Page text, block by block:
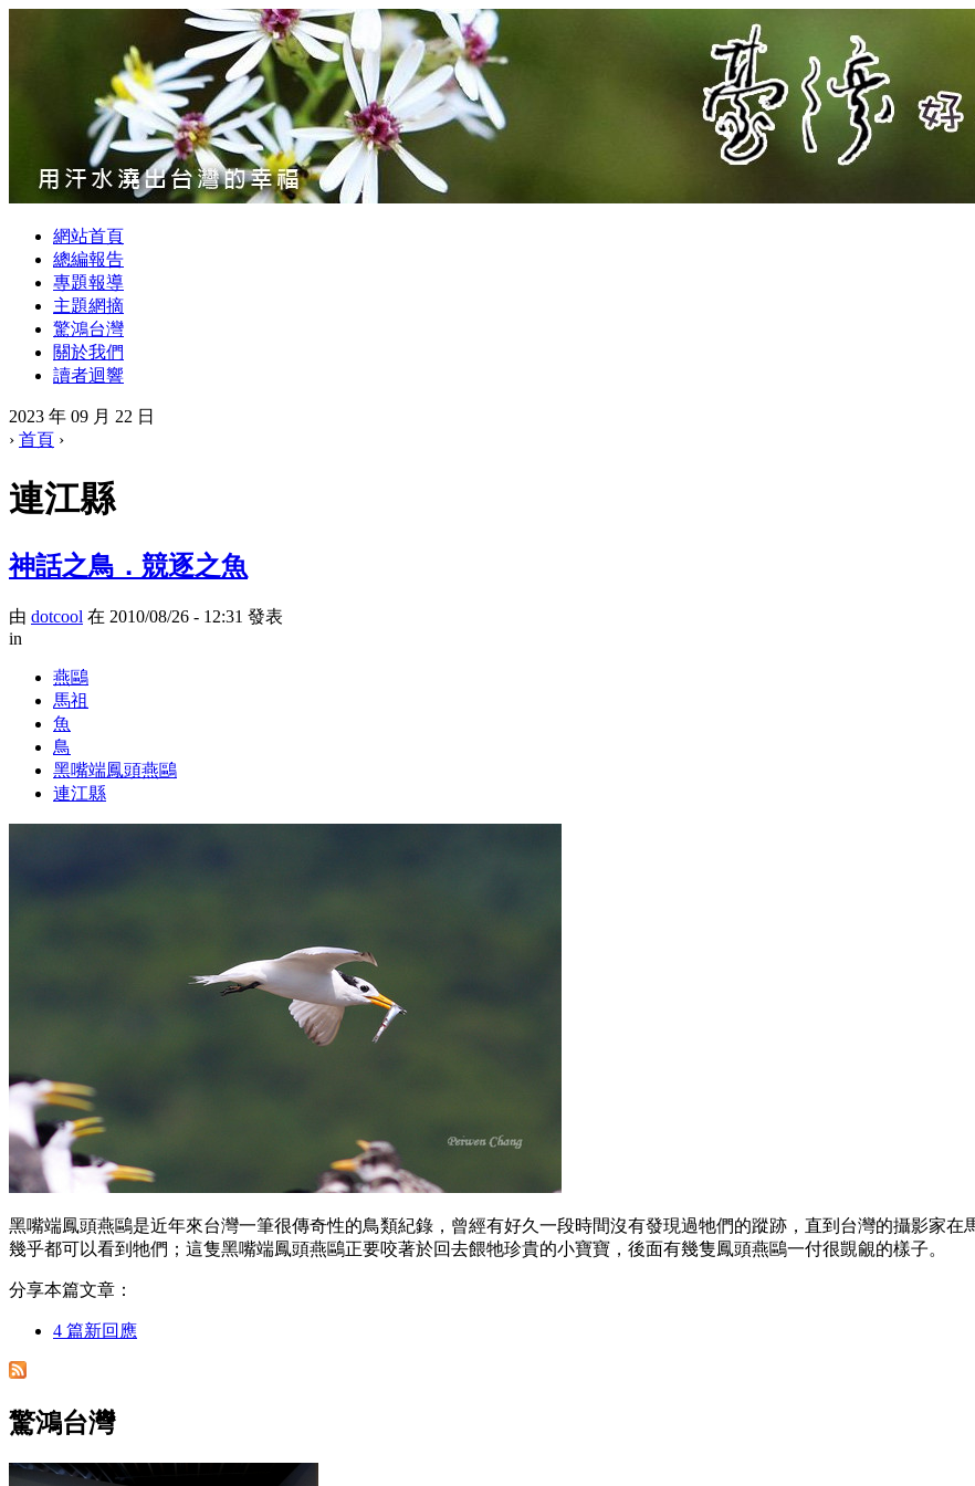
網站首頁
總編報告
專題報導
主題網摘
驚鴻台灣
關於我們
讀者迴響
2023 年 09 月 22 日
› 首頁 ›
連江縣
神話之鳥．競逐之魚
由 dotcool 在 2010/08/26 - 12:31 發表
in
燕鷗
馬祖
魚
鳥
黑嘴端鳳頭燕鷗
連江縣
黑嘴端鳳頭燕鷗是近年來台灣一筆很傳奇性的鳥類紀錄，曾經有好久一段時間沒有發現過牠們的蹤跡，直到台灣的攝影家
幾乎都可以看到牠們；這隻黑嘴端鳳頭燕鷗正要咬著於回去餵牠珍貴的小寶寶，後面有幾隻鳳頭燕鷗一付很覬覦的樣子。
分享本篇文章：
4 篇新回應
驚鴻台灣